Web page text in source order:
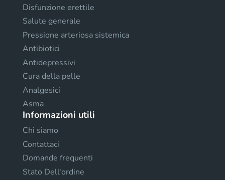
Disfunzione erettile
Salute generale
Pressione arteriosa sistemica
Antibiotici
Antidepressivi
Cura della pelle
Analgesici
Asma
Informazioni utili
Chi siamo
Contattaci
Domande frequenti
Stato Dell'ordine